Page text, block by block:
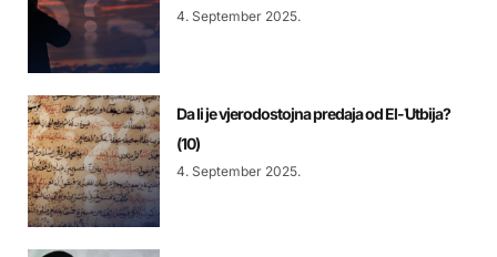
4. September 2025.
Da li je vjerodostojna predaja od El-ʿUtbija?
(10)
4. September 2025.